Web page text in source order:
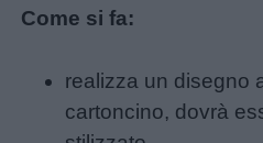
Come si fa:
realizza un disegno
cartoncino, dovrà